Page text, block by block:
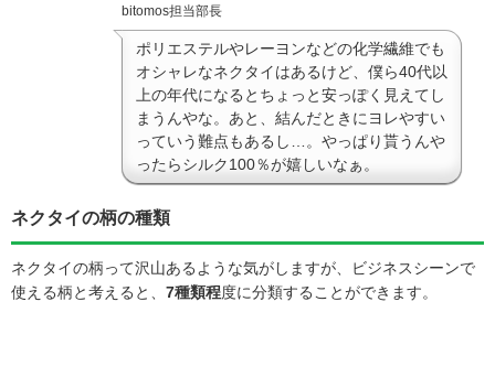
bitomos担当部長
ポリエステルやレーヨンなどの化学繊維でも
オシャレなネクタイはあるけど、僕ら40代以
上の年代になるとちょっと安っぽく見えてし
まうんやな。あと、結んだときにヨレやすい
っていう難点もあるし…。やっぱり貰うんや
ったらシルク100％が嬉しいなぁ。
ネクタイの柄の種類
ネクタイの柄って沢山あるような気がしますが、ビジネスシーンで
使える柄と考えると、 7種類程度に分類することができます。